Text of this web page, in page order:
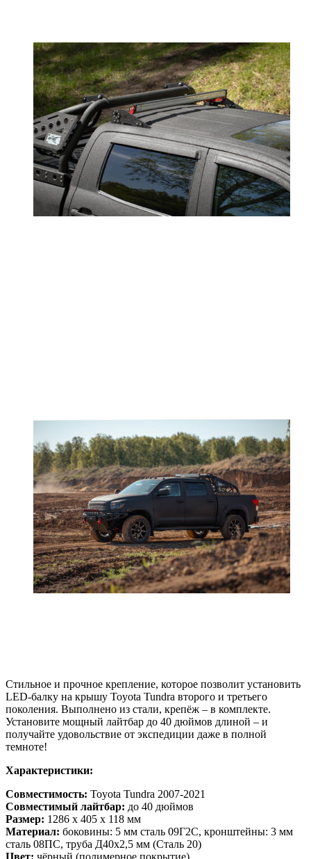
Стильное и прочное крепление, которое позволит установить
LED-балку на крышу Toyota Tundra второго и третьего
поколения. Выполнено из стали, крепёж – в комплекте.
Установите мощный лайтбар до 40 дюймов длиной – и
получайте удовольствие от экспедиции даже в полной
темноте!
Характеристики:
Совместимость: Toyota Tundra 2007-2021
Совместимый лайтбар: до 40 дюймов
Размер: 1286 х 405 х 118 мм
Материал: боковины: 5 мм сталь 09Г2С, кронштейны: 3 мм
сталь 08ПС, труба Д40х2,5 мм (Сталь 20)
Цвет: чёрный (полимерное покрытие)